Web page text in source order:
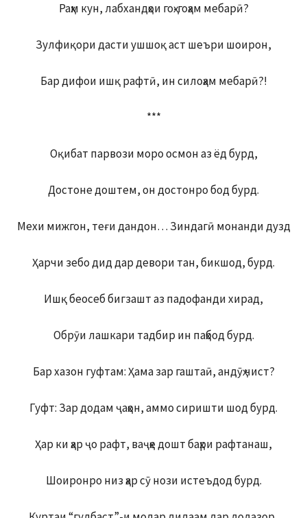
Раҳм кун, лабхандҳои гоҳ-гоҳам мебарӣ?
Зулфиқори дасти ушшоқ аст шеъри шоирон,
Бар дифои ишқ рафтӣ, ин силоҳам мебарӣ?!
***
Оқибат парвози моро осмон аз ёд бурд,
Достоне доштем, он достонро бод бурд.
Мехи мижгон, теғи дандон… Зиндагӣ монанди дузд
Ҳарчи зебо дид дар девори тан, бикшод, бурд.
Ишқ беосеб бигзашт аз падофанди хирад,
Обрӯи лашкари тадбир ин паҳбод бурд.
Бар хазон гуфтам: Ҳама зар гаштаӣ, андӯҳ чист?
Гуфт: Зар додам ҷаҳон, аммо сиришти шод бурд.
Ҳар ки ҳар ҷо рафт, ваҷҳе дошт баҳри рафтанаш,
Шоиронро низ ҳар сӯ нози истеъдод бурд.